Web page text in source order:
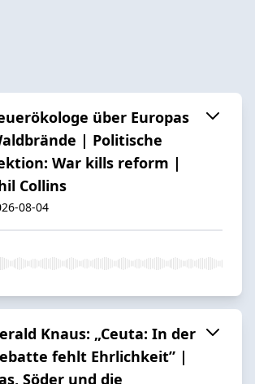
über Europas
| Politische
War kills reform |
Collins
08-04
Knaus: „Ceuta: In der
fehlt Ehrlichkeit” |
Söder und die